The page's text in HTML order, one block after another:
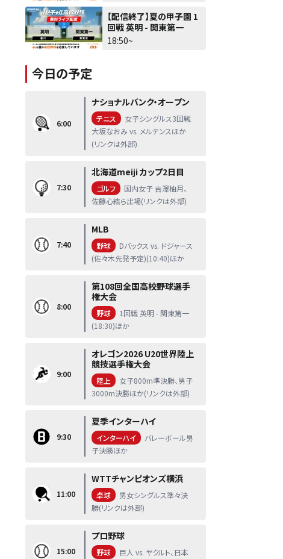
【配信終了】夏の甲子園 1
回戦 英明 - 関東第一
18:50~
今日の予定
6:00
ナショナルバンク・オープン
テニス
女子シングルス3回戦
大坂なおみ vs. メルテンスほか
(リンクは外部)
7:30
北海道meiji カップ2日目
ゴルフ
国内女子 吉澤柚月、
佐藤心結ら出場(リンクは外部)
7:40
MLB
野球
Dバックス vs. ドジャース
(佐々木先発予定)(10:40)ほか
8:00
第108回全国高校野球選手
権大会
野球
1回戦 英明 - 関東第一
(18:30)ほか
9:00
オレゴン2026 U20世界陸上
競技選手権大会
陸上
女子800m準決勝、男子
3000m決勝ほか(リンクは外部)
9:30
夏季インターハイ
インターハイ
バレーボール男
子決勝ほか
11:00
WTTチャンピオンズ横浜
卓球
男女シングルス準々決
勝(リンクは外部)
15:00
プロ野球
野球
巨人 vs. ヤクルト、日本